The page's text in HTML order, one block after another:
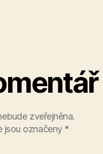
zveřejněna.
jsou označeny *